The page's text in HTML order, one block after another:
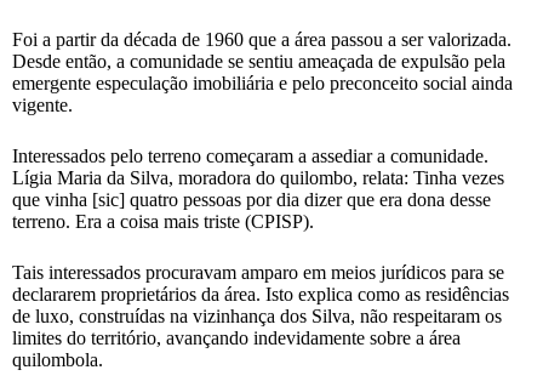
Foi a partir da década de 1960 que a área passou a ser valorizada.
Desde então, a comunidade se sentiu ameaçada de expulsão pela
emergente especulação imobiliária e pelo preconceito social ainda
vigente.
Interessados pelo terreno começaram a assediar a comunidade.
Lígia Maria da Silva, moradora do quilombo, relata: Tinha vezes
que vinha [sic] quatro pessoas por dia dizer que era dona desse
terreno. Era a coisa mais triste (CPISP).
Tais interessados procuravam amparo em meios jurídicos para se
declararem proprietários da área. Isto explica como as residências
de luxo, construídas na vizinhança dos Silva, não respeitaram os
limites do território, avançando indevidamente sobre a área
quilombola.